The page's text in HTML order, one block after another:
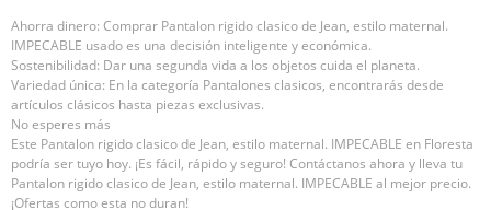
Ahorra dinero: Comprar Pantalon rigido clasico de Jean, estilo maternal.
IMPECABLE usado es una decisión inteligente y económica.
Sostenibilidad: Dar una segunda vida a los objetos cuida el planeta.
Variedad única: En la categoría Pantalones clasicos, encontrarás desde
artículos clásicos hasta piezas exclusivas.
No esperes más
Este Pantalon rigido clasico de Jean, estilo maternal. IMPECABLE en Floresta
podría ser tuyo hoy. ¡Es fácil, rápido y seguro! Contáctanos ahora y lleva tu
Pantalon rigido clasico de Jean, estilo maternal. IMPECABLE al mejor precio.
¡Ofertas como esta no duran!